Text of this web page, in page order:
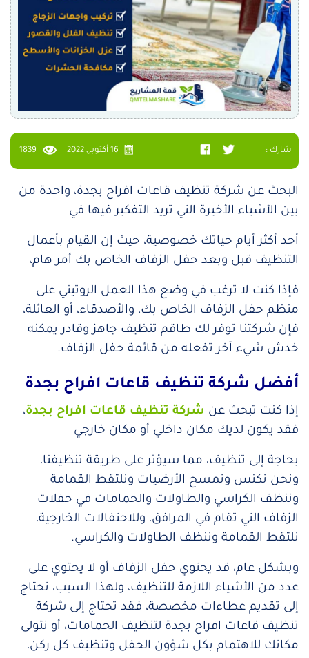
شارك : 16 أكتوبر, 2022 1839
البحث عن شركة تنظيف قاعات افراح بجدة، واحدة من
بين الأشياء الأخيرة التي تريد التفكير فيها في
أحد أكثر أيام حياتك خصوصية، حيث إن القيام بأعمال
التنظيف قبل وبعد حفل الزفاف الخاص بك أمر هام،
فإذا كنت لا ترغب في وضع هذا العمل الروتيني على
منظم حفل الزفاف الخاص بك، والأصدقاء، أو العائلة،
فإن شركتنا توفر لك طاقم تنظيف جاهز وقادر يمكنه
خدش شيء آخر تفعله من قائمة حفل الزفاف.
أفضل شركة تنظيف قاعات افراح بجدة
إذا كنت تبحث عن شركة تنظيف قاعات افراح بجدة،
فقد يكون لديك مكان داخلي أو مكان خارجي
بحاجة إلى تنظيف، مما سيؤثر على طريقة تنظيفنا،
ونحن نكنس ونمسح الأرضيات ونلتقط القمامة
وننظف الكراسي والطاولات والحمامات في حفلات
الزفاف التي تقام في المرافق، وللاحتفالات الخارجية،
نلتقط القمامة وننظف الطاولات والكراسي.
وبشكل عام، قد يحتوي حفل الزفاف أو لا يحتوي على
عدد من الأشياء اللازمة للتنظيف، ولهذا السبب، نحتاج
إلى تقديم عطاءات مخصصة، فقد تحتاج إلى شركة
تنظيف قاعات افراح بجدة لتنظيف الحمامات، أو نتولى
مكانك للاهتمام بكل شؤون الحفل وتنظيف كل ركن،